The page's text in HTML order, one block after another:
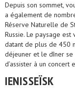
Depuis son sommet,
a également de
Réserve Naturelle de
Russie. Le paysage
datant de plus de 450
déjeuner et le dîner
d’assister à un
IENISSEÏSK